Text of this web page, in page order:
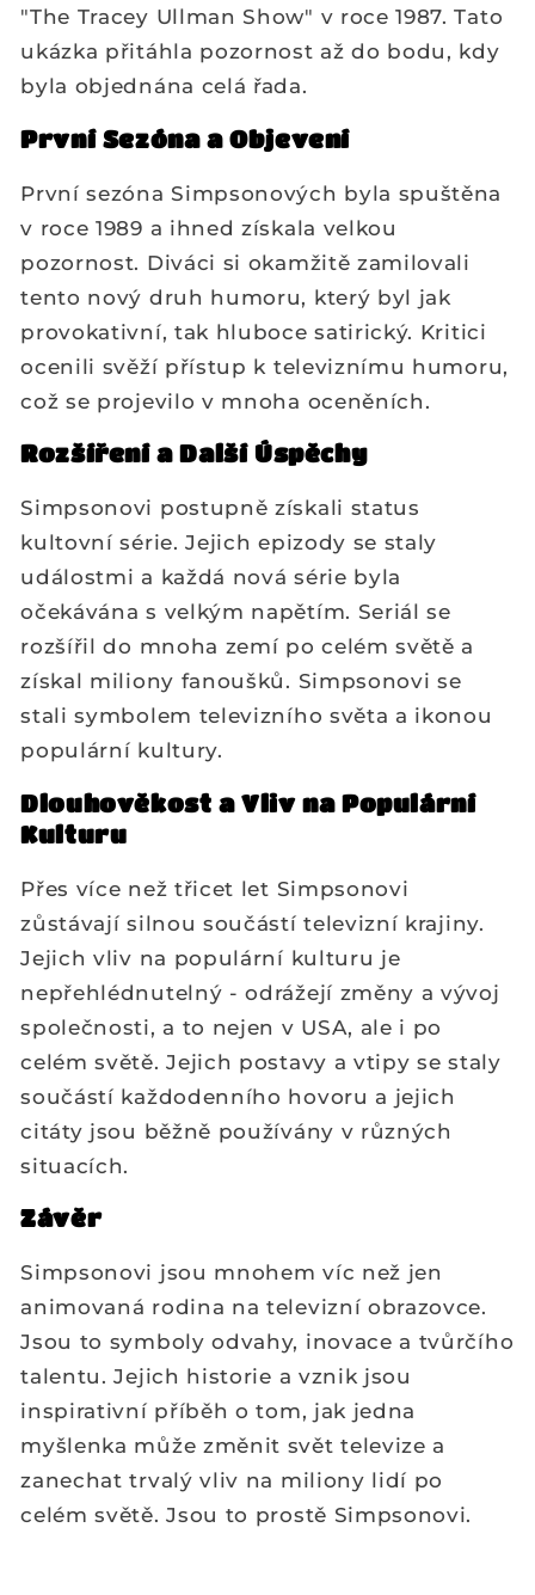
"The Tracey Ullman Show" v roce 1987. Tato
ukázka přitáhla pozornost až do bodu, kdy
byla objednána celá řada.
První Sezóna a Objevení
První sezóna Simpsonových byla spuštěna
v roce 1989 a ihned získala velkou
pozornost. Diváci si okamžitě zamilovali
tento nový druh humoru, který byl jak
provokativní, tak hluboce satirický. Kritici
ocenili svěží přístup k televiznímu humoru,
což se projevilo v mnoha oceněních.
Rozšíření a Další Úspěchy
Simpsonovi postupně získali status
kultovní série. Jejich epizody se staly
událostmi a každá nová série byla
očekávána s velkým napětím. Seriál se
rozšířil do mnoha zemí po celém světě a
získal miliony fanoušků. Simpsonovi se
stali symbolem televizního světa a ikonou
populární kultury.
Dlouhověkost a Vliv na Populární
Kulturu
Přes více než třicet let Simpsonovi
zůstávají silnou součástí televizní krajiny.
Jejich vliv na populární kulturu je
nepřehlédnutelný - odrážejí změny a vývoj
společnosti, a to nejen v USA, ale i po
celém světě. Jejich postavy a vtipy se staly
součástí každodenního hovoru a jejich
citáty jsou běžně používány v různých
situacích.
Závěr
Simpsonovi jsou mnohem víc než jen
animovaná rodina na televizní obrazovce.
Jsou to symboly odvahy, inovace a tvůrčího
talentu. Jejich historie a vznik jsou
inspirativní příběh o tom, jak jedna
myšlenka může změnit svět televize a
zanechat trvalý vliv na miliony lidí po
celém světě. Jsou to prostě Simpsonovi.